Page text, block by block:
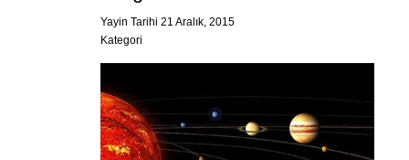
Yayin Tarihi 21 Aralık, 2015
Kategori